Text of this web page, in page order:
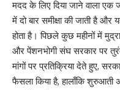
मदद के लिए दिया जाने वाला
में दो बार समीक्षा की जाती है
होता है। पिछले कुछ महीनों में
और पेंशनभोगी संघ सरकार पर
मांगों पर प्रतिक्रिया देते हुए,
फैसला किया है, हालाँकि